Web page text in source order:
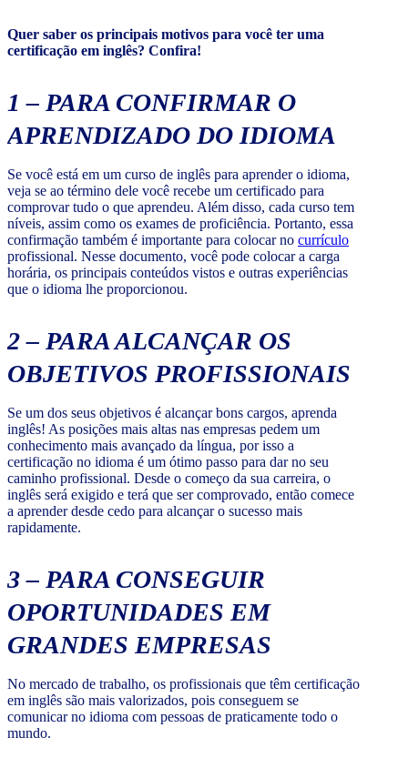
Quer saber os principais motivos para você ter uma
certificação em inglês? Confira!
1 – PARA CONFIRMAR O
APRENDIZADO DO IDIOMA
Se você está em um curso de inglês para aprender o idioma,
veja se ao término dele você recebe um certificado para
comprovar tudo o que aprendeu. Além disso, cada curso tem
níveis, assim como os exames de proficiência. Portanto, essa
confirmação também é importante para colocar no currículo
profissional. Nesse documento, você pode colocar a carga
horária, os principais conteúdos vistos e outras experiências
que o idioma lhe proporcionou.
2 – PARA ALCANÇAR OS
OBJETIVOS PROFISSIONAIS
Se um dos seus objetivos é alcançar bons cargos, aprenda
inglês! As posições mais altas nas empresas pedem um
conhecimento mais avançado da língua, por isso a
certificação no idioma é um ótimo passo para dar no seu
caminho profissional. Desde o começo da sua carreira, o
inglês será exigido e terá que ser comprovado, então comece
a aprender desde cedo para alcançar o sucesso mais
rapidamente.
3 – PARA CONSEGUIR
OPORTUNIDADES EM
GRANDES EMPRESAS
No mercado de trabalho, os profissionais que têm certificação
em inglês são mais valorizados, pois conseguem se
comunicar no idioma com pessoas de praticamente todo o
mundo.